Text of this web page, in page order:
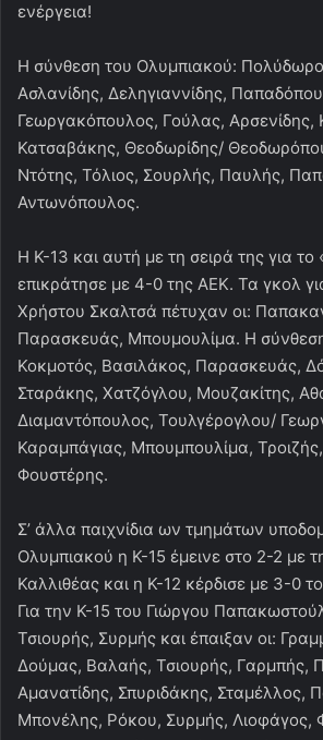
ενέργεια!
Η σύνθεση του Ολυμπιακού:
Ασλανίδης, Δεληγιαννίδης,
Γεωργακόπουλος, Γούλας, Αρσενίδης,
Κατσαβάκης, Θεοδωρίδης/
Ντότης, Τόλιος, Σουρλής, Παυλής,
Αντωνόπουλος.
Η Κ-13 και αυτή με τη σειρά της για το
επικράτησε με 4-0 της ΑΕΚ. Τα γκολ
Χρήστου Σκαλτσά πέτυχαν οι:
Παρασκευάς, Μπουμουλίμα. Η
Κοκμοτός, Βασιλάκος, Παρασκευάς,
Σταράκης, Χατζόγλου, Μουζακίτης,
Διαμαντόπουλος, Τουλγέρογλου/
Καραμπάγιας, Μπουμπουλίμα,
Φουστέρης.
Σ’ άλλα παιχνίδια ων τμημάτων
Ολυμπιακού η Κ-15 έμεινε στο 2-2 με
Καλλιθέας και η Κ-12 κέρδισε με 3-0
Για την Κ-15 του Γιώργου
Τσιουρής, Συρμής και έπαιξαν οι:
Δούμας, Βαλαής, Τσιουρής, Γαρμπής,
Αμανατίδης, Σπυριδάκης, Σταμέλλος,
Μπονέλης, Ρόκου, Συρμής, Λιοφάγος,